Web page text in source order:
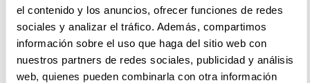
el contenido y los anuncios, ofrecer funciones de redes
sociales y analizar el tráfico. Además, compartimos
información sobre el uso que haga del sitio web con
nuestros partners de redes sociales, publicidad y análisis
web, quienes pueden combinarla con otra información
TERMIN VEREINBAREN